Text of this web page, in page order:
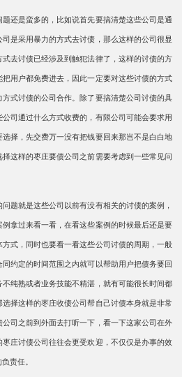
还是蛮多的，比如说首先要搞清楚这些公司是通
是采用暴力的方式去讨债，那么这样的公司很显
去讨债已经涉及到触犯法律了，这样的讨债的方
用户都免费进去，因此一定要对这些讨债的方式
式讨债的公司合作。除了要搞清楚公司讨债的具
司通过什么方式收费的，有限公司可能会要求用
择，先交费万一没有把钱要回来那岂不是白白地
这样的枣庄要债公司之前需要考虑到一些常见问
题就是这些公司以前有没有相关的讨债的案例，
拿过来看一看，在看这些案例的时候最后还是要
式，同时也要看一看这些公司讨债的周期，一般
约定的时间范围之内就可以帮助用户把债务要回
纯熟或者业务技能不精湛，就有可能很长时间都
择这样的枣庄收债公司帮自己讨债本身就是非常
司之前到外面去打听一下，看一下这家公司在外
庄讨债公司往往会更受欢迎，不仅仅是办事的效
责任。